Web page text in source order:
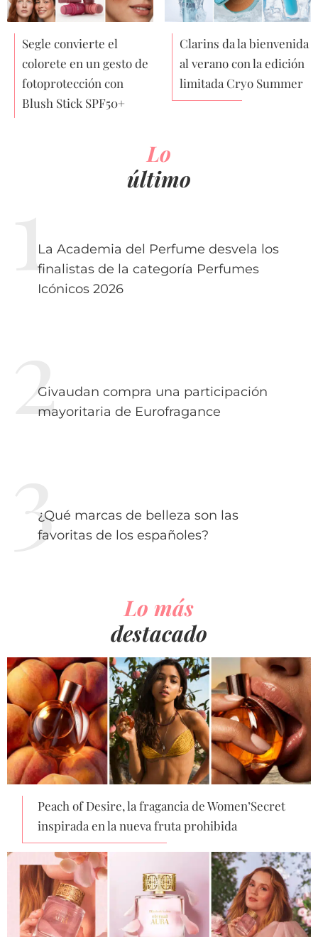
Segle convierte el
colorete en un gesto de
fotoprotección con
Blush Stick SPF50+
Clarins da la bienvenida
al verano con la edición
limitada Cryo Summer
Lo
último
La Academia del Perfume desvela los
finalistas de la categoría Perfumes
Icónicos 2026
Givaudan compra una participación
mayoritaria de Eurofragance
¿Qué marcas de belleza son las
favoritas de los españoles?
Lo más
destacado
Peach of Desire, la fragancia de Women’Secret
inspirada en la nueva fruta prohibida